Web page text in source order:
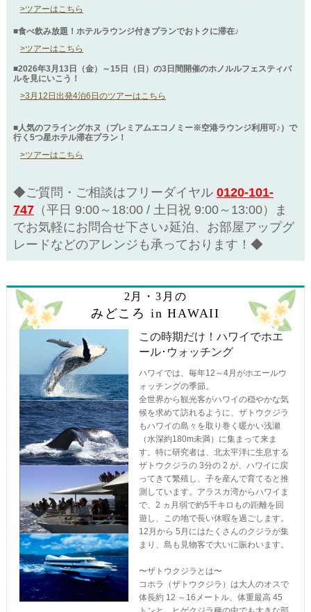
>ツアーはこちら
■食べ飲み放題！ホテルラウンジ付きプランでおトクに滞在♪
>ツアーはこちら
■2026年3月13日（金）～15日（日）の3日間開催のホノルルフェスティバ
ルを見にいこう！
>3月12日出発4泊6日のツアーはこちら
■人気のフライングホヌ（プレミアムエコノミー※空港ラウンジ利用可♪）で
行く5つ星ホテル滞在プラン！
>ツアーはこちら
◆ご質問・ご相談はフリーダイヤル 0120-101-
747（平日 9:00～18:00 / 土日祝 9:00～13:00）ま
でお気軽にお問合せ下さい♪延泊、お部屋アップグ
レードなどのアレンジも承っております！◆
2月・3月の
みどころ in HAWAII
この時期だけ！ハワイでホエ
ール･ウォッチング
ハワイでは、毎年12～4月がホエールウ
ォッチングの季節。
全世界から観光客がハワイの穏やかな気
候を求めて訪れるように、ザトウクジラ
もハワイの島々を取り巻く暖かい浅瀬
（水深約180m未満）に集まって来ま
す。特に研究者は、北太平洋に生息する
ザトウクジラの 3分の 2 が、ハワイに戻
ってきて繁殖し、子を産んで育てると推
測しています。アラスカ湾からハワイま
で、2 ヵ月弱で約5千キロもの距離を回
遊し、この地で長い休暇を過ごします。
12月から 5月にはたくさんのクジラが集
まり、島も見物客で大いに賑わいます。
〜ザトウクジラとは〜
コホラ（ザトウクジラ）は大人のオスで
体長約 12 ～16メートル、体重最高 45